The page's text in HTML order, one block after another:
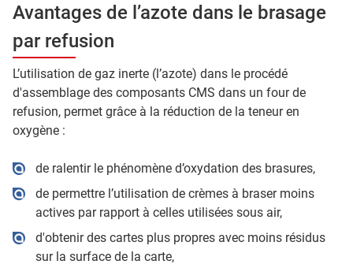
Avantages de l’azote dans le brasage
par refusion
L’utilisation de gaz inerte (l’azote) dans le procédé
d'assemblage des composants CMS dans un four de
refusion, permet grâce à la réduction de la teneur en
oxygène :
de ralentir le phénomène d’oxydation des brasures,
de permettre l’utilisation de crèmes à braser moins
actives par rapport à celles utilisées sous air,
d'obtenir des cartes plus propres avec moins résidus
sur la surface de la carte,